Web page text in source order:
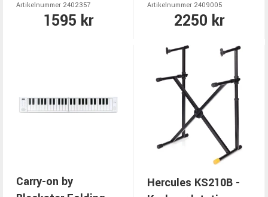
Artikelnummer 2402357
1595 kr
Artikelnummer 2409005
2250 kr
Carry-on by
Hercules KS210B -